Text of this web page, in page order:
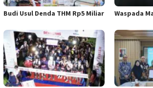
Budi Usul Denda THM Rp5 Miliar Waspada